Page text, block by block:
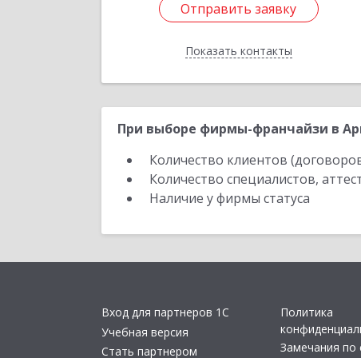
Отправить заявку
Показать контакты
Отправить заявку
Назад
При выборе фирмы-франчайзи в
Количество клиентов
Количество специалистов,
Наличие у фирмы статуса
Вход для партнеров 1С
Учебная версия
Стать партнером
Политика
Замечания по